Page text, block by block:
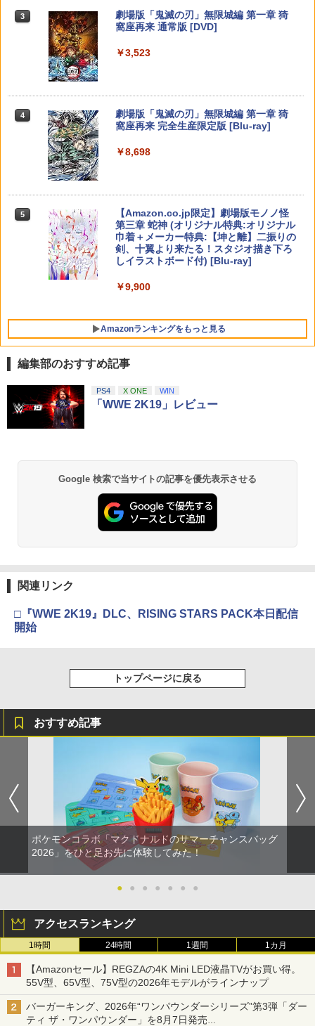
保護フィルム 7.9インチ ガラスフィルム
フィルム 10H ガラスザムライ 液晶保護
4
任天堂 【Switch2】スプラトゥーン レイ
ダース [BEE-P-AADLA NSW2 スプラト
5
【メール便発送】【新品】任天堂 Ninte
ndo Switch 2 ゲームソフト スプラトゥ
ーン レイダース
￥6,750
orner】
4 Marvel's Spider-Man 2
￥4,011
5
首都高バトル / Tokyo Xtreme Racer
￥6,480
『映画 ラブライブ！蓮ノ空女学院スクー
y』(特装限定版)【Blu-ray】 [ 矢立肇 ]
【楽天ブックス限定連動購入特典+楽天
カムイ 第十五巻(初回限定版)【Blu-ra
野田サトル描き下ろし最終章OP／ED絵
￥10,780
ニンテンドープリペイド番号 9000円|オ
￥9,000
ニンテンドープリペイド番号 5000円|オ
ンラインコード版
【純正品】DualSense ワイヤレスコン
【純正品】DualSense ワイヤレスコン
￥10,737
B-C ケーブル
ラー (カーボンブラック)
3
劇場版「鬼滅の刃」無限城編 第一章 猗
窩座再来 通常版 [DVD]
￥3,523
4
劇場版「鬼滅の刃」無限城編 第一章 猗
窩座再来 完全生産限定版 [Blu-ray]
￥8,698
5
【Amazon.co.jp限定】劇場版モノノ怪
第三章 蛇神 (オリジナル特典:オリジナル
巾着＋メーカー特典:【坤と離】二振りの
剣、十翼より来たる！スタジオ描き下ろ
しイラストボード付) [Blu-ray]
￥9,900
Amazonランキングをもっと見る
編集部のおすすめ記事
PS4 X ONE WIN
「WWE 2K19」レビュー
Google 検索で当サイトの記事を優先表示させる
関連リンク
□『WWE 2K19』DLC、RISING STARS PACK本日配信
開始
トップページに戻る
おすすめ記事
ポケモンコラボ「マクドナルドのサマーチャンスバッグ
2026」をひと足お先に体験してみた！
● ● ● ● ● ● ●
アクセスランキング
1時間 24時間 1週間 1カ月
【Amazonセール】REGZAの4K Mini LED液晶TVがお買い得。
55V型、65V型、75V型の2026年モデルがラインナップ
バーガーキング、2026年“ワンパウンダーシリーズ”第3弾「ダー
ティ ザ・ワンパウンダー」を8月7日発売